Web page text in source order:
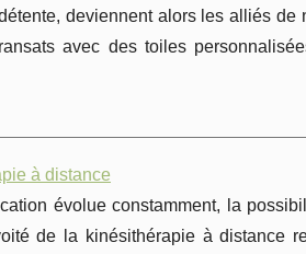
deviennent alors les alliés
avec des toiles
à distance
évolue constamment, la
de la kinésithérapie à distance